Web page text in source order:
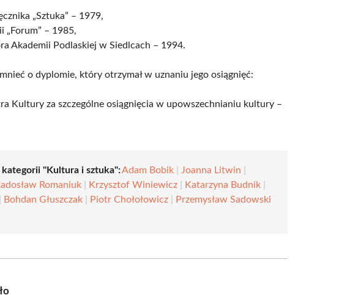
„Sztuka” – 1979,
„Forum” – 1985,
Akademii Podlaskiej w Siedlcach – 1994.
o dyplomie, który otrzymał w uznaniu jego osiągnięć:
Kultury za szczególne osiągnięcia w upowszechnianiu kultury –
kategorii "Kultura i sztuka":Adam Bobik Joanna Litwin
Romaniuk Krzysztof Winiewicz Katarzyna Budnik
Bohdan Głuszczak Piotr Chołołowicz
Przemysław Sadowski